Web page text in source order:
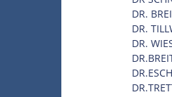
DR.
DR.
DR.